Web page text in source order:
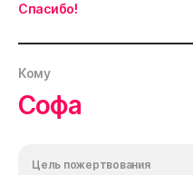
Спасибо!
Кому
Софа
Цель пожертвования